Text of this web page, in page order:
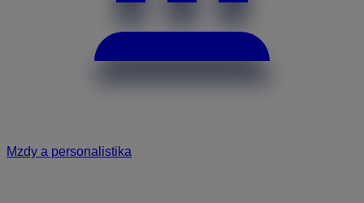
Mzdy a personalistika